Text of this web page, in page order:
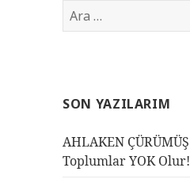
SON YAZILARIM
AHLAKEN ÇÜRÜMÜŞ
Toplumlar YOK Olur!